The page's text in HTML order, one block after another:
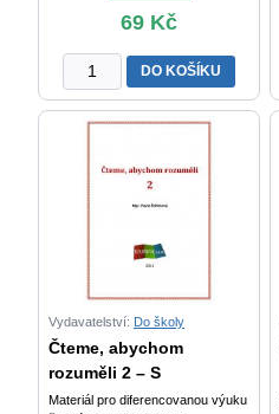
69 Kč
Matýskova
matematika,
5.
počítání
100
učebnice
pro
ročník
DO KOŠÍKU
Vydavatelství: Do školy
Čteme, abychom
rozuměli 2 – S
Materiál pro diferencovanou výuku